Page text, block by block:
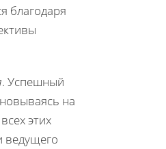
благодаря
. Успешный
на
этих
ведущего